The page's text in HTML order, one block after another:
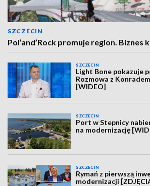
SZCZECIN
Pol’and’Rock promuje region. Biznes
SZCZECIN
Light Bone pokazuje
Rozmowa z
[WIDEO]
SZCZECIN
Port w Stepnicy
na modernizację
SZCZECIN
Rymań z pierwszą
modernizacji